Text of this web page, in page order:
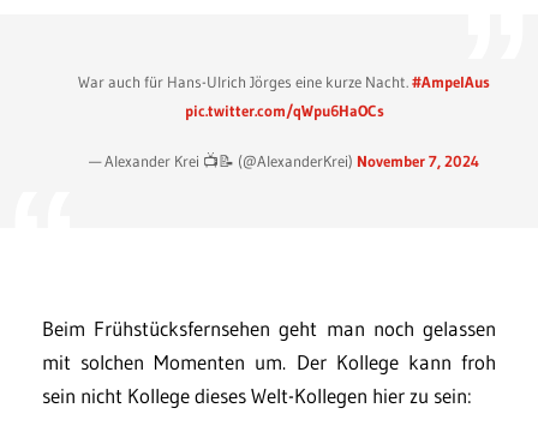
War auch für Hans-Ulrich Jörges eine kurze Nacht.#AmpelAus
pic.twitter.com/qWpu6HaOCs
— Alexander Krei 📺📝 (@AlexanderKrei) November 7, 2024
Beim Frühstücksfernsehen geht man noch gelassen
mit solchen Momenten um. Der Kollege kann froh
sein nicht Kollege dieses Welt-Kollegen hier zu sein: